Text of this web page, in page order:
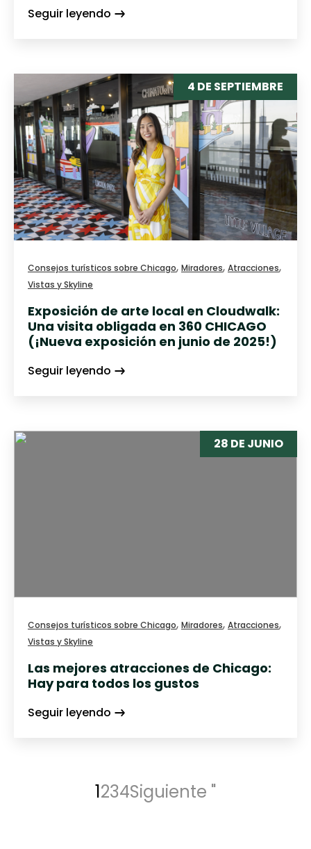
Seguir leyendo
4 DE SEPTIEMBRE
Consejos turísticos sobre Chicago, Miradores, Atracciones,
Vistas y Skyline
Exposición de arte local en Cloudwalk:
Una visita obligada en 360 CHICAGO
(¡Nueva exposición en junio de 2025!)
Seguir leyendo
28 DE JUNIO
Consejos turísticos sobre Chicago, Miradores, Atracciones,
Vistas y Skyline
Las mejores atracciones de Chicago:
Hay para todos los gustos
Seguir leyendo
1234Siguiente "